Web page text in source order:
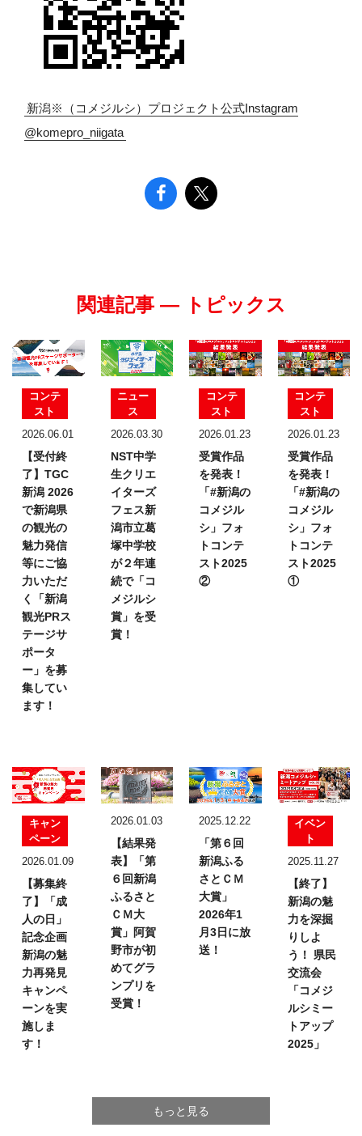
新潟※（コメジルシ）プロジェクト公式Instagram
@komepro_niigata
関連記事 — トピックス
コンテ
スト
2026.06.01
【受付終
了】TGC
新潟 2026
で新潟県
の観光の
魅力発信
等にご協
力いただ
く「新潟
観光PRス
テージサ
ポータ
ー」を募
集してい
ます！
ニュー
ス
2026.03.30
NST中学
生クリエ
イターズ
フェス新
潟市立葛
塚中学校
が２年連
続で「コ
メジルシ
賞」を受
賞！
コンテ
スト
2026.01.23
受賞作品
を発表！
「#新潟の
コメジル
シ」フォ
トコンテ
スト2025
②
コンテ
スト
2026.01.23
受賞作品
を発表！
「#新潟の
コメジル
シ」フォ
トコンテ
スト2025
①
キャン
ペーン
2026.01.09
【募集終
了】「成
人の日」
記念企画
新潟の魅
力再発見
キャンペ
ーンを実
施しま
す！
2026.01.03
【結果発
表】
「第
６回新潟
ふるさと
ＣＭ大
賞」 阿賀
野市が初
めてグラ
ンプリを
受賞！
2025.12.22
「第６回
新潟ふる
さとＣＭ
大賞」
2026年1
月3日に放
送！
イベン
ト
2025.11.27
【終了】
新潟の魅
力を深掘
りしよ
う！
県民
交流会
「コメジ
ルシミー
トアップ
2025」
もっと見る